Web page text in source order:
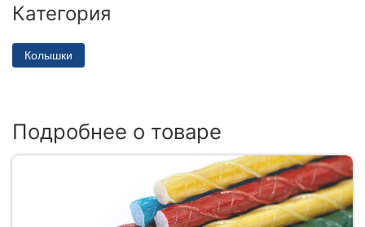
Категория
Колышки
Подробнее о товаре